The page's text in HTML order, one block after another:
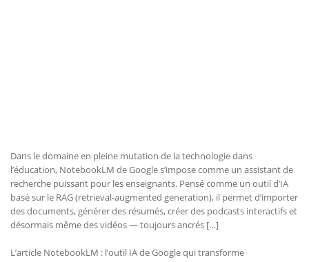
Dans le domaine en pleine mutation de la technologie dans
l’éducation, NotebookLM de Google s’impose comme un assistant de
recherche puissant pour les enseignants. Pensé comme un outil d’IA
basé sur le RAG (retrieval-augmented generation), il permet d’importer
des documents, générer des résumés, créer des podcasts interactifs et
désormais même des vidéos — toujours ancrés […]
L’article NotebookLM : l’outil IA de Google qui transforme